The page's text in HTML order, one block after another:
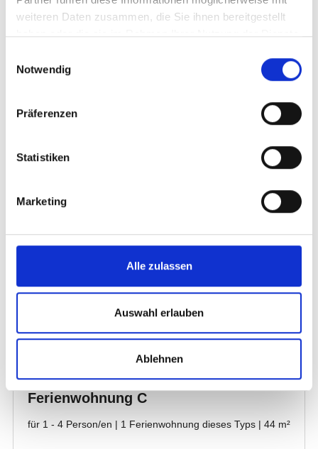
weiteren Daten zusammen, die Sie ihnen bereitgestellt
haben oder die sie im Rahmen Ihrer Nutzung der Dienste
Notwendig
Präferenzen
Statistiken
Marketing
Alle zulassen
Auswahl erlauben
Ablehnen